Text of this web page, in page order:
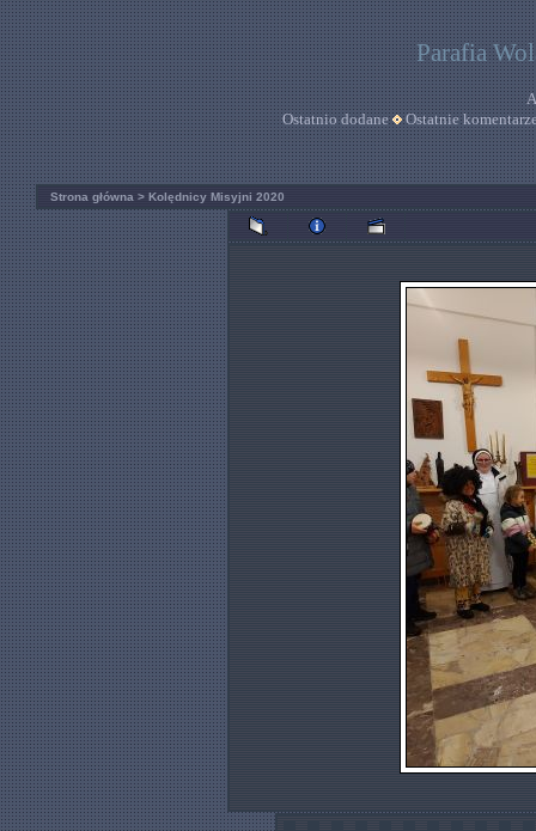
Parafia
Ostatnio dodane
Ostatnie
Strona główna > Kolędnicy Misyjni 2020